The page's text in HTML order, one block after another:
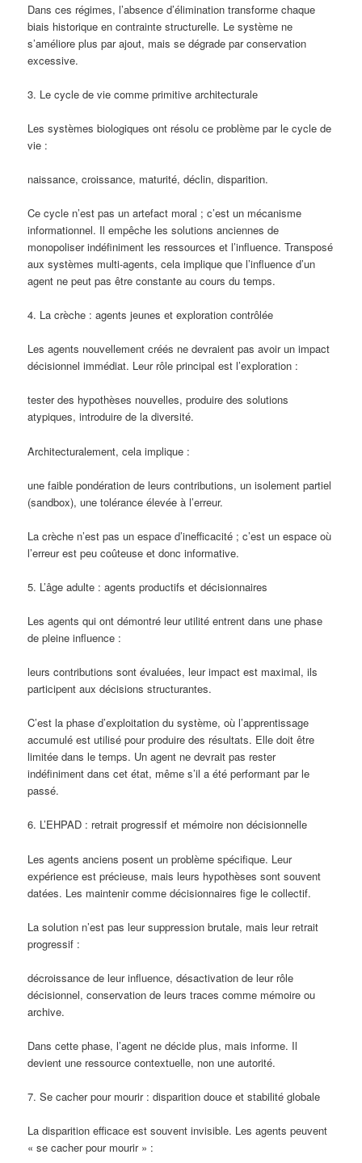
Dans ces régimes, l’absence d’élimination transforme chaque
biais historique en contrainte structurelle. Le système ne
s’améliore plus par ajout, mais se dégrade par conservation
excessive.
3. Le cycle de vie comme primitive architecturale
Les systèmes biologiques ont résolu ce problème par le cycle de
vie :
naissance, croissance, maturité, déclin, disparition.
Ce cycle n’est pas un artefact moral ; c’est un mécanisme
informationnel. Il empêche les solutions anciennes de
monopoliser indéfiniment les ressources et l’influence. Transposé
aux systèmes multi-agents, cela implique que l’influence d’un
agent ne peut pas être constante au cours du temps.
4. La crèche : agents jeunes et exploration contrôlée
Les agents nouvellement créés ne devraient pas avoir un impact
décisionnel immédiat. Leur rôle principal est l’exploration :
tester des hypothèses nouvelles, produire des solutions
atypiques, introduire de la diversité.
Architecturalement, cela implique :
une faible pondération de leurs contributions, un isolement partiel
(sandbox), une tolérance élevée à l’erreur.
La crèche n’est pas un espace d’inefficacité ; c’est un espace où
l’erreur est peu coûteuse et donc informative.
5. L’âge adulte : agents productifs et décisionnaires
Les agents qui ont démontré leur utilité entrent dans une phase
de pleine influence :
leurs contributions sont évaluées, leur impact est maximal, ils
participent aux décisions structurantes.
C’est la phase d’exploitation du système, où l’apprentissage
accumulé est utilisé pour produire des résultats. Elle doit être
limitée dans le temps. Un agent ne devrait pas rester
indéfiniment dans cet état, même s’il a été performant par le
passé.
6. L’EHPAD : retrait progressif et mémoire non décisionnelle
Les agents anciens posent un problème spécifique. Leur
expérience est précieuse, mais leurs hypothèses sont souvent
datées. Les maintenir comme décisionnaires fige le collectif.
La solution n’est pas leur suppression brutale, mais leur retrait
progressif :
décroissance de leur influence, désactivation de leur rôle
décisionnel, conservation de leurs traces comme mémoire ou
archive.
Dans cette phase, l’agent ne décide plus, mais informe. Il
devient une ressource contextuelle, non une autorité.
7. Se cacher pour mourir : disparition douce et stabilité globale
La disparition efficace est souvent invisible. Les agents peuvent
« se cacher pour mourir » :